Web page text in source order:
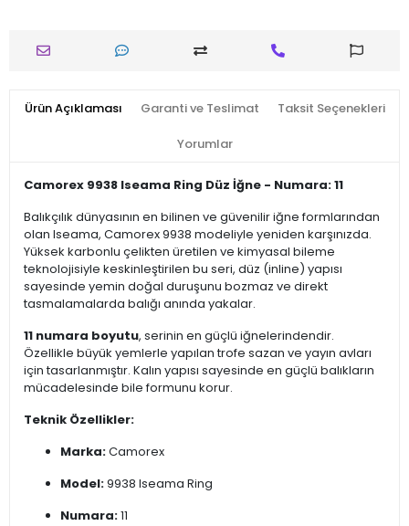
Ürün Açıklaması Garanti ve Teslimat Taksit Seçenekleri
Yorumlar
Camorex 9938 Iseama Ring Düz İğne - Numara: 11
Balıkçılık dünyasının en bilinen ve güvenilir iğne formlarından
olan Iseama, Camorex 9938 modeliyle yeniden karşınızda.
Yüksek karbonlu çelikten üretilen ve kimyasal bileme
teknolojisiyle keskinleştirilen bu seri, düz (inline) yapısı
sayesinde yemin doğal duruşunu bozmaz ve direkt
tasmalamalarda balığı anında yakalar.
11 numara boyutu, serinin en güçlü iğnelerindendir.
Özellikle büyük yemlerle yapılan trofe sazan ve yayın avları
için tasarlanmıştır. Kalın yapısı sayesinde en güçlü balıkların
mücadelesinde bile formunu korur.
Teknik Özellikler:
Marka:Camorex
Model:9938 Iseama Ring
Numara:11